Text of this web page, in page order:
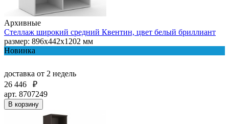
Архивные
Стеллаж широкий средний Квентин, цвет белый бриллиант
размер: 896х442х1202 мм
Новинка
доставка от 2 недель
26 446
₽
арт. 8707249
В корзину